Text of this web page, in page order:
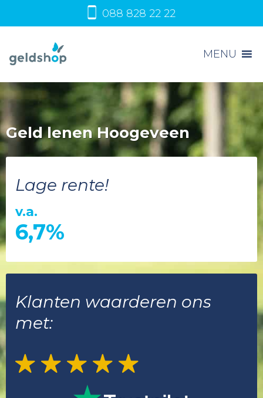
088 828 22 22
MENU
Geld lenen Hoogeveen
Lage rente!
v.a.
6,7%
Klanten waarderen ons
met: